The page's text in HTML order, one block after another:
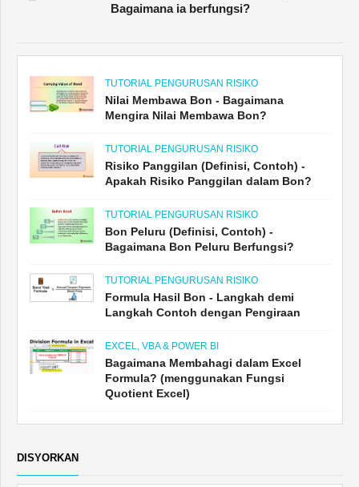
Bagaimana ia berfungsi?
TUTORIAL PENGURUSAN RISIKO
Nilai Membawa Bon - Bagaimana
Mengira Nilai Membawa Bon?
TUTORIAL PENGURUSAN RISIKO
Risiko Panggilan (Definisi, Contoh) -
Apakah Risiko Panggilan dalam Bon?
TUTORIAL PENGURUSAN RISIKO
Bon Peluru (Definisi, Contoh) -
Bagaimana Bon Peluru Berfungsi?
TUTORIAL PENGURUSAN RISIKO
Formula Hasil Bon - Langkah demi
Langkah Contoh dengan Pengiraan
EXCEL, VBA & POWER BI
Bagaimana Membahagi dalam Excel
Formula? (menggunakan Fungsi
Quotient Excel)
DISYORKAN